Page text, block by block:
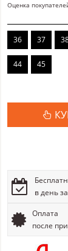
Оценка
36 37
44 45
в день
Оплата
после